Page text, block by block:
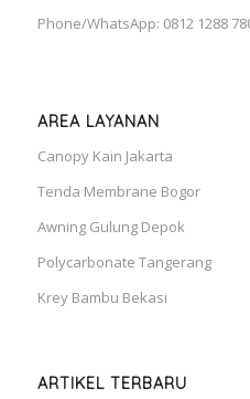
Phone/WhatsApp: 0812 1288
AREA LAYANAN
Canopy Kain Jakarta
Tenda Membrane Bogor
Awning Gulung Depok
Polycarbonate Tangerang
Krey Bambu Bekasi
ARTIKEL TERBARU